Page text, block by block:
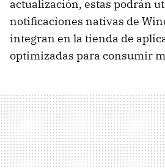
actualización, estas podrán
notificaciones nativas de
integran en la tienda de
optimizadas para consumir